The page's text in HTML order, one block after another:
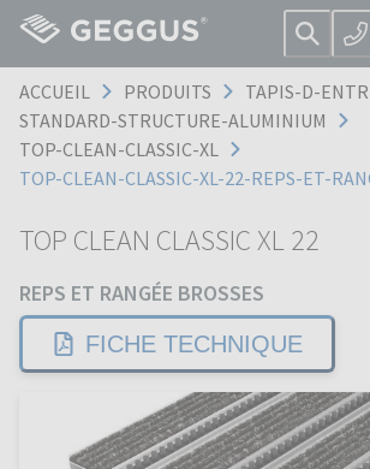
ACCUEIL PRODUITS
TAPIS-D-
STANDARD-STRUCTURE-ALUMINIUM
TOP-CLEAN-CLASSIC-XL
TOP-CLEAN-CLASSIC-XL-22-REPS-ET-
TOP CLEAN CLASSIC XL 22
REPS ET RANGÉE BROSSES
FICHE TECHNIQUE